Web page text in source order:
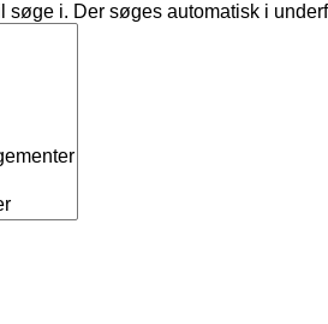
i. Der søges automatisk i